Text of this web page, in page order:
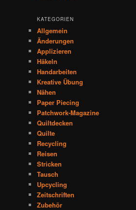
KATEGORIEN
Allgemein
Änderungen
Applizieren
Häkeln
Handarbeiten
Kreative Übung
Nähen
Paper Piecing
Patchwork-Magazine
Quiltdecken
Quilte
Recycling
Reisen
Stricken
Tausch
Upcycling
Zeitschriften
Zubehör